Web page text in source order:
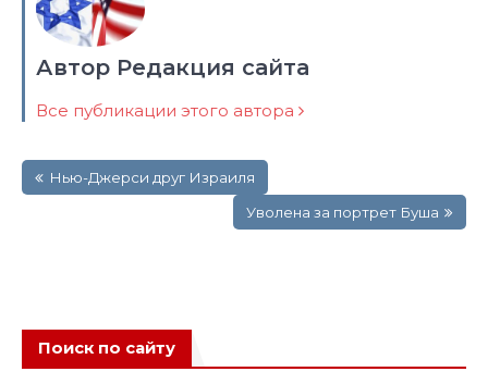
Автор Редакция сайта
Все публикации этого автора
по Нью-Джерси друг Израиля
Уволена за портрет Буша
Поиск по сайту